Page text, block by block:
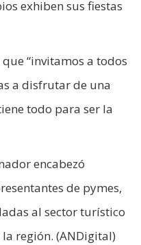
exhiben sus fiestas
“invitamos a todos
a disfrutar de una
todo para ser la
encabezó
de pymes,
al sector turístico
región. (ANDigital)